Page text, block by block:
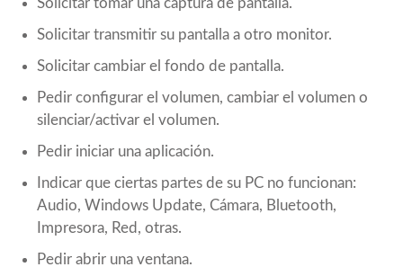
Solicitar tomar una captura de pantalla.
Solicitar transmitir su pantalla a otro monitor.
Solicitar cambiar el fondo de pantalla.
Pedir configurar el volumen, cambiar el volumen o
silenciar/activar el volumen.
Pedir iniciar una aplicación.
Indicar que ciertas partes de su PC no funcionan:
Audio, Windows Update, Cámara, Bluetooth,
Impresora, Red, otras.
Pedir abrir una ventana.